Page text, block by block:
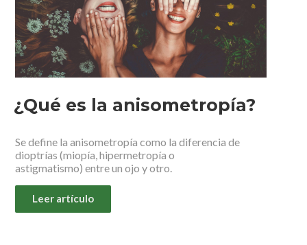
¿Qué es la anisometropía?
Se define la anisometropía como la diferencia de
dioptrías (miopía, hipermetropía o
astigmatismo) entre un ojo y otro.
Leer artículo